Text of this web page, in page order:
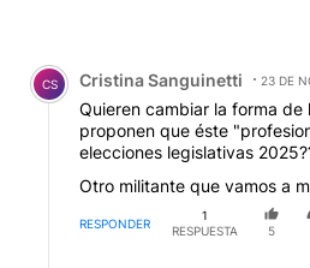
Comentario de Cristina
CS Cristina Sanguinetti 23 DE
Quieren cambiar la forma
proponen que éste
elecciones legislativas
Otro militante que vamos a
RESPONDER
1
RESPUESTA
5